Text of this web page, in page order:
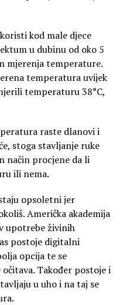
kod male djece
u dubinu od oko 5
mjerenja temperature.
temperatura uvijek
temperaturu 38°C,
raste dlanovi i
stoga stavljanje ruke
način procjene da li
ili nema.
opsoletni jer
Američka akademija
upotrebe živinih
postoje digitalni
opcija te se
Također postoje i
u uho i na taj se